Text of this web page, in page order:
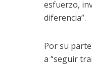
esfuerzo,
diferencia”.
Por su
a “seguir